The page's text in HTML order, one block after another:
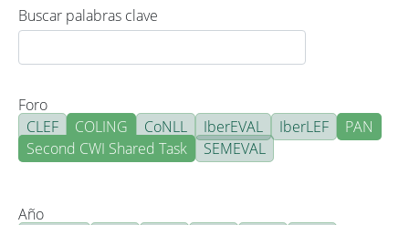
Buscar palabras clave
Foro
CLEF
COLING CoNLL IberEVAL IberLEF
PAN
Second CWI Shared Task
SEMEVAL
Año